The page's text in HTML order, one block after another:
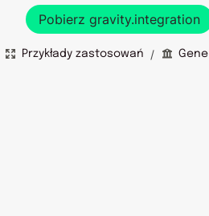
Pobierz gravity.integration
Przykłady zastosowań /